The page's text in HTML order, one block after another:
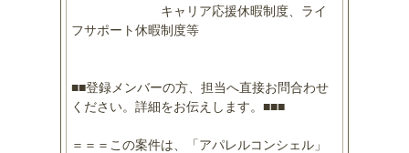
キャリア応援休暇制度、ライ
フサポート休暇制度等
■■登録メンバーの方、担当へ直接お問合わせ
ください。詳細をお伝えします。■■■
＝＝＝この案件は、「アパレルコンシェル」